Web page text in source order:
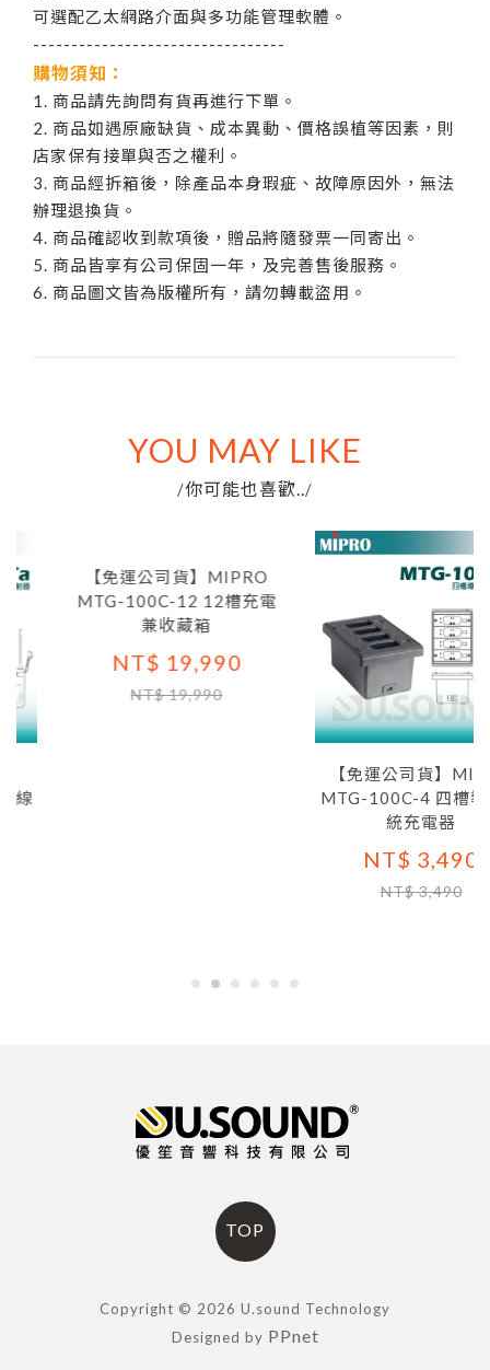
可選配乙太網路介面與多功能管理軟體。
---------------------------------
購物須知：
1. 商品請先詢問有貨再進行下單。
2. 商品如遇原廠缺貨、成本異動、價格誤植等因素，則
店家保有接單與否之權利。
3. 商品經拆箱後，除產品本身瑕疵、故障原因外，無法
辦理退換貨。
4. 商品確認收到款項後，贈品將隨發票一同寄出。
5. 商品皆享有公司保固一年，及完善售後服務。
6. 商品圖文皆為版權所有，請勿轉載盜用。
YOU MAY LIKE
/你可能也喜歡.. /
【免運公司貨】MIPRO
MTG-100C-12 12槽充電
兼收藏箱
NT$ 19,990
NT$ 19,990
【免運公司貨】MIPRO
MTG-100C-4 四槽導覽
統充電器
NT$ 3,490
NT$ 3,490
TOP
Copyright © 2026 U.sound Technology
Designed by PPnet